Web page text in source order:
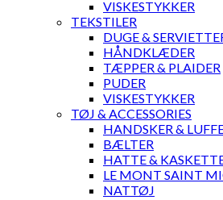
VISKESTYKKER
TEKSTILER
DUGE &
HÅNDKLÆDER
TÆPPER & PLAIDER
PUDER
VISKESTYKKER
TØJ & ACCESSORIES
HANDSKER &
BÆLTER
HATTE &
LE MONT SAINT
NATTØJ